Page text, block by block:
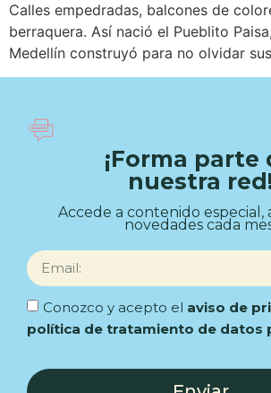
Calles empedradas, balcones de
berraquera. Así nació el Pueblito
Medellín construyó para no olvidar
¡Forma parte
nuestra
Accede a contenido especial,
novedades cada
Conozco y acepto el aviso de
política de tratamiento de datos